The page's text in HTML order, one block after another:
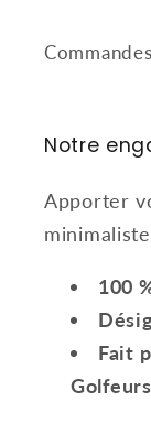
Notre
Apporter
100
Fait
Golfeurs